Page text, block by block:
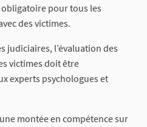
pour tous les
des victimes.
judiciaires, l’évaluation des
victimes doit être
experts psychologues et
montée en compétence sur